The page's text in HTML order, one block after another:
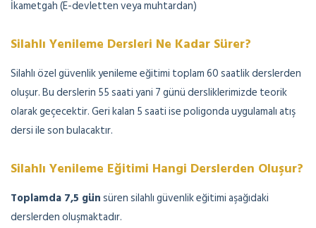
İkametgah (E-devletten veya muhtardan)
Silahlı Yenileme Dersleri Ne Kadar Sürer?
Silahlı özel güvenlik yenileme eğitimi toplam 60 saatlik derslerden
oluşur. Bu derslerin 55 saati yani 7 günü dersliklerimizde teorik
olarak geçecektir. Geri kalan 5 saati ise poligonda uygulamalı atış
dersi ile son bulacaktır.
Silahlı Yenileme Eğitimi Hangi Derslerden Oluşur?
Toplamda 7,5 günsüren silahlı güvenlik eğitimi aşağıdaki
derslerden oluşmaktadır.